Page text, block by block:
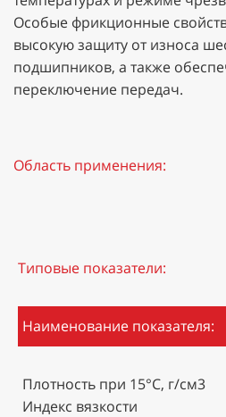
Особые фрикционные
высокую защиту от износа
подшипников, а также
переключение передач.
Область применения:
Типовые показатели:
Наименование показателя:
Плотность при 15°С, г/см3
Индекс вязкости